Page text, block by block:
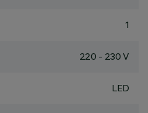
1
220 - 230 V
LED